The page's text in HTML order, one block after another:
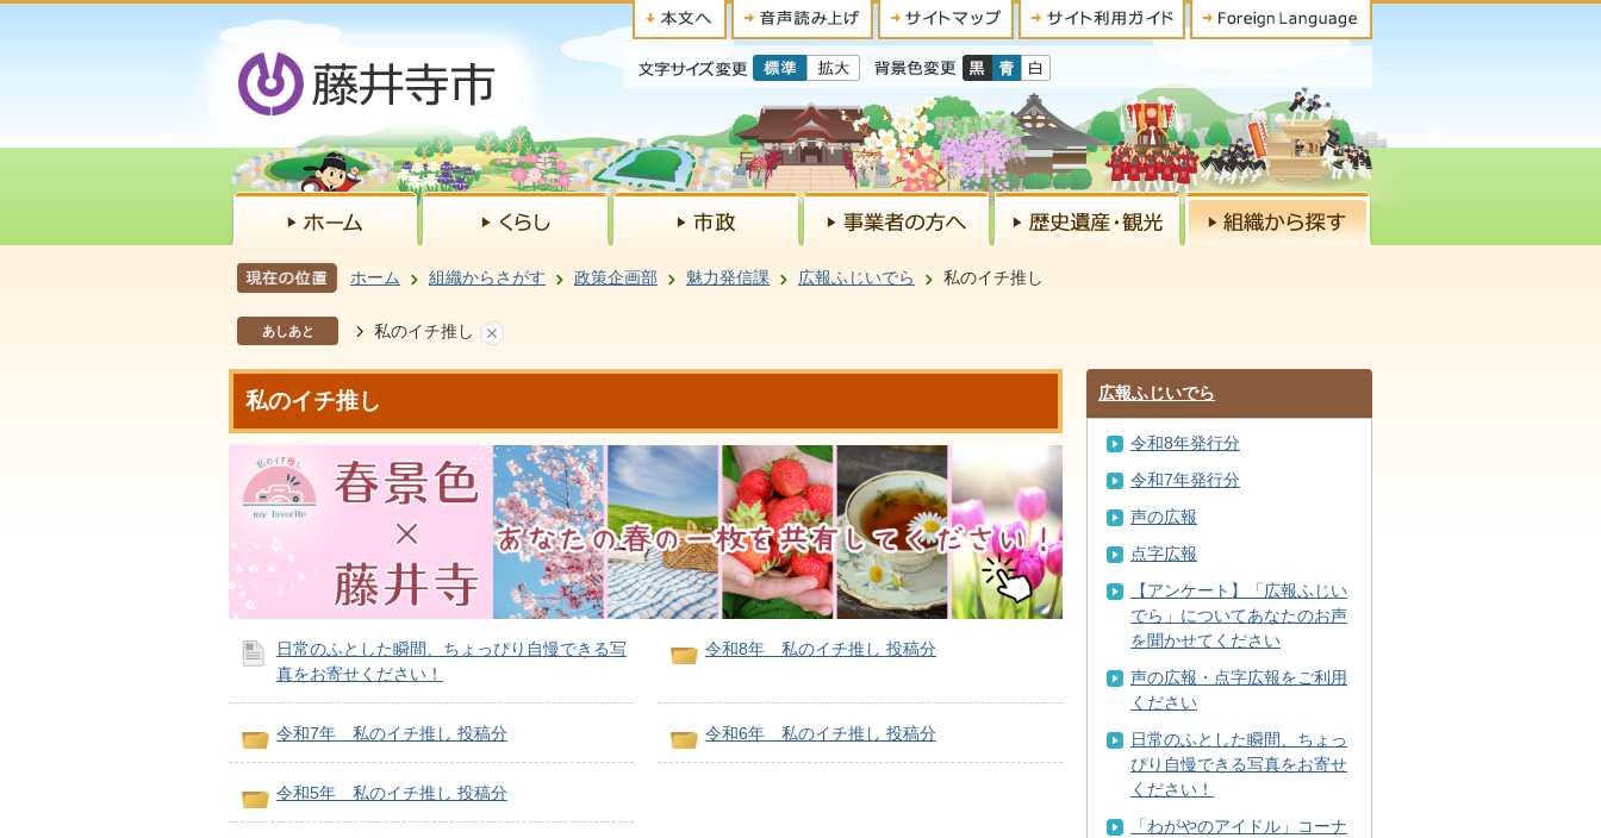
ホーム 組織からさがす 政策企画部 魅力発信課 広報ふじいでら 私のイチ推し
あしあと 私のイチ推し
私のイチ推し
日常のふとした瞬間、ちょっぴり自慢できる写
真をお寄せください！
令和8年 私のイチ推し 投稿分
令和7年 私のイチ推し 投稿分 令和6年 私のイチ推し 投稿分
令和5年 私のイチ推し 投稿分
広報ふじいでら
令和8年発行分
令和7年発行分
声の広報
点字広報
【アンケート】「広報ふじい
でら」についてあなたのお声
を聞かせてください
声の広報・点字広報をご利用
ください
日常のふとした瞬間、ちょっ
ぴり自慢できる写真をお寄せ
ください！
「わがやのアイドル」コーナ